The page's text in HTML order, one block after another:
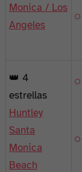
Monica / Los
Angeles
👑 4
estrellas
Huntley
Santa
Monica
Beach